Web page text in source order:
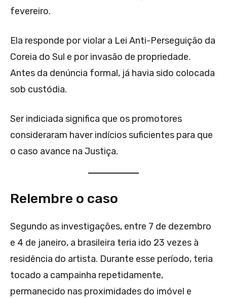
fevereiro.
Ela responde por violar a Lei Anti-Perseguição da
Coreia do Sul e por invasão de propriedade.
Antes da denúncia formal, já havia sido colocada
sob custódia.
Ser indiciada significa que os promotores
consideraram haver indícios suficientes para que
o caso avance na Justiça.
Relembre o caso
Segundo as investigações, entre 7 de dezembro
e 4 de janeiro, a brasileira teria ido 23 vezes à
residência do artista. Durante esse período, teria
tocado a campainha repetidamente,
permanecido nas proximidades do imóvel e